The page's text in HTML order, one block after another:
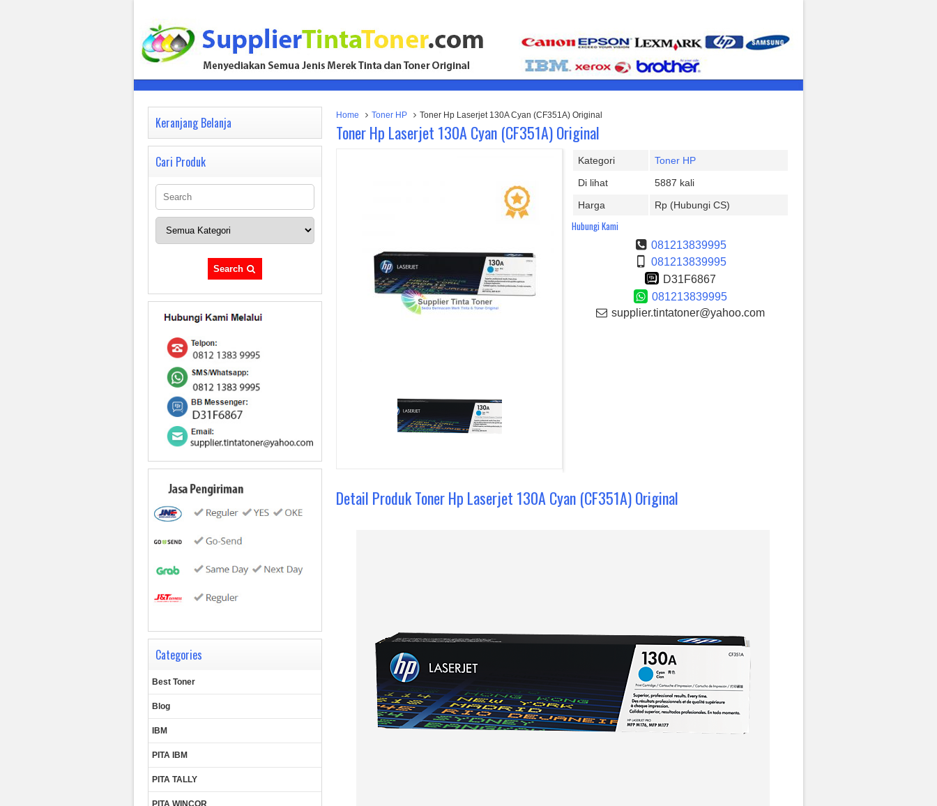
Home Toner HP Toner Hp Laserjet 130A Cyan (CF351A) Original
Toner Hp Laserjet 130A Cyan (CF351A) Original
Kategori
Toner HP
Di lihat
5887 kali
Harga
Rp (Hubungi CS)
Hubungi Kami
081213839995
081213839995
D31F6867
081213839995
supplier.tintatoner@yahoo.com
Detail Produk Toner Hp Laserjet 130A Cyan (CF351A) Original
Keranjang Belanja
Cari Produk
Search
Categories
Best Toner
Blog
IBM
PITA IBM
PITA TALLY
PITA WINCOR